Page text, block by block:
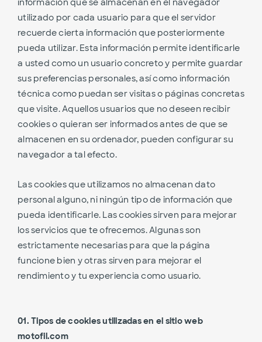
utilizado por cada usuario para que el servidor
recuerde cierta información que posteriormente
pueda utilizar. Esta información permite identificarle
a usted como un usuario concreto y permite guardar
sus preferencias personales, así como información
técnica como puedan ser visitas o páginas concretas
que visite. Aquellos usuarios que no deseen recibir
cookies o quieran ser informados antes de que se
almacenen en su ordenador, pueden configurar su
navegador a tal efecto.
Las cookies que utilizamos no almacenan dato
personal alguno, ni ningún tipo de información que
pueda identificarle. Las cookies sirven para mejorar
los servicios que te ofrecemos. Algunas son
estrictamente necesarias para que la página
funcione bien y otras sirven para mejorar el
rendimiento y tu experiencia como usuario.
01. Tipos de cookies utilizadas en el sitio web
motofil.com